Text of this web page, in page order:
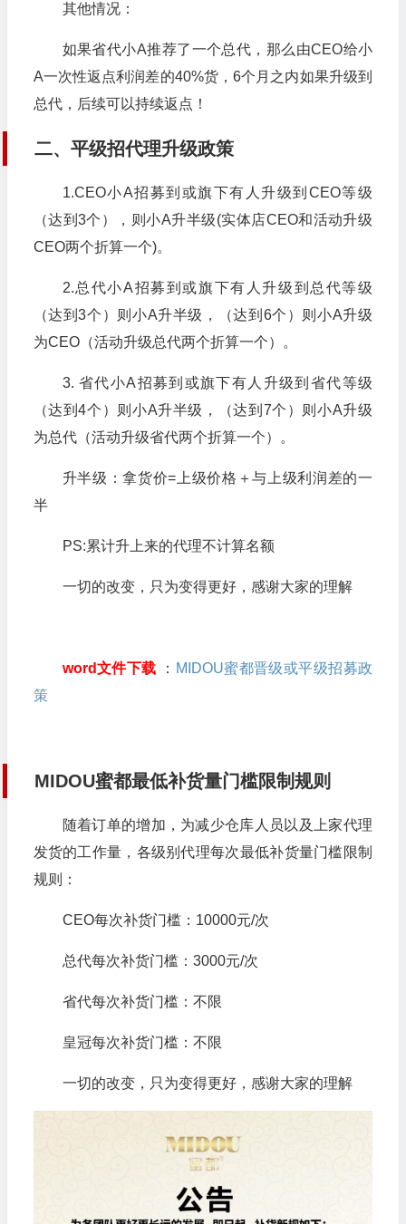
其他情况：
如果省代小A推荐了一个总代，那么由CEO给小
A一次性返点利润差的40%货，6个月之内如果升级到
总代，后续可以持续返点！
二、平级招代理升级政策
1.CEO小A招募到或旗下有人升级到CEO等级
（达到3个），则小A升半级(实体店CEO和活动升级
CEO两个折算一个)。
2.总代小A招募到或旗下有人升级到总代等级
（达到3个）则小A升半级，（达到6个）则小A升级
为CEO（活动升级总代两个折算一个）。
3. 省代小A招募到或旗下有人升级到省代等级
（达到4个）则小A升半级，（达到7个）则小A升级
为总代（活动升级省代两个折算一个）。
升半级：拿货价=上级价格＋与上级利润差的一
半
PS:累计升上来的代理不计算名额
一切的改变，只为变得更好，感谢大家的理解
word文件下载 ： MIDOU蜜都晋级或平级招募政
策
MIDOU蜜都最低补货量门槛限制规则
随着订单的增加，为减少仓库人员以及上家代理
发货的工作量，各级别代理每次最低补货量门槛限制
规则：
CEO每次补货门槛：10000元/次
总代每次补货门槛：3000元/次
省代每次补货门槛：不限
皇冠每次补货门槛：不限
一切的改变，只为变得更好，感谢大家的理解